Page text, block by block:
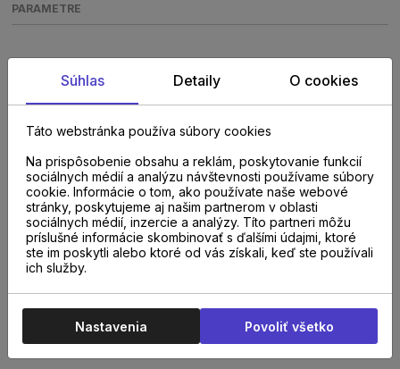
PARAMETRE
Poraďte sa s
odborníkom u nás na
predajni.
REZERVOVAŤ TERMÍN
Súhlas Detaily O cookies
Táto webstránka používa súbory cookies
Na prispôsobenie obsahu a reklám, poskytovanie funkcií
sociálnych médií a analýzu návštevnosti používame súbory
cookie. Informácie o tom, ako používate naše webové
stránky, poskytujeme aj našim partnerom v oblasti
sociálnych médií, inzercie a analýzy. Títo partneri môžu
príslušné informácie skombinovať s ďalšími údajmi, ktoré
ste im poskytli alebo ktoré od vás získali, keď ste používali
ich služby.
Nastavenia Povoliť všetko